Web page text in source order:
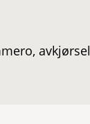
avkjørsel